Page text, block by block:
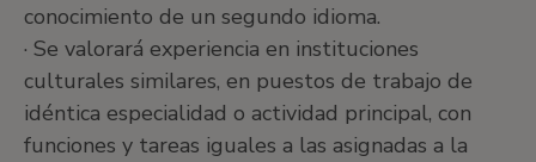
conocimiento de un segundo idioma.
· Se valorará experiencia en instituciones
culturales similares, en puestos de trabajo de
idéntica especialidad o actividad principal, con
funciones y tareas iguales a las asignadas a la